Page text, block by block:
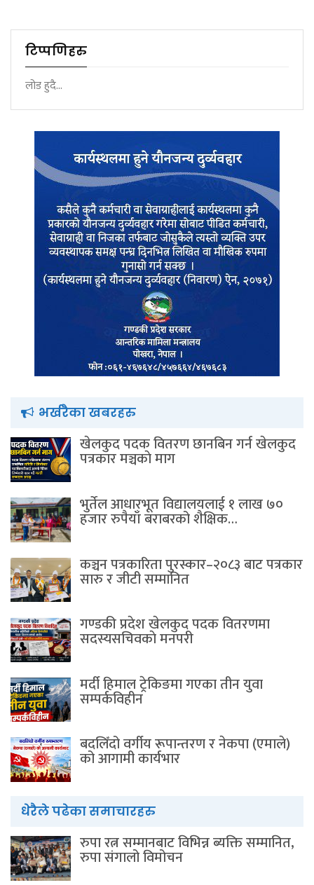
टिप्पणिहरु
लोड हुदै...
भर्खरैका खबरहरु
खेलकुद पदक वितरण छानबिन गर्न खेलकुद
पत्रकार मञ्चकाे माग
भुर्तेल आधारभूत विद्यालयलाई १ लाख ७०
हजार रुपैयाँ बराबरको शैक्षिक…
कञ्चन पत्रकारिता पुरस्कार–२०८३ बाट पत्रकार
सारु र जीटी सम्मानित
गण्डकी प्रदेश खेलकुद पदक वितरणमा
सदस्यसचिवकाे मनपरी
मर्दी हिमाल ट्रेकिङमा गएका तीन युवा
सम्पर्कविहीन
बदलिँदो वर्गीय रूपान्तरण र नेकपा (एमाले)
को आगामी कार्यभार
धेरैले पढेका समाचारहरु
रुपा रत्न सम्मानबाट विभिन्न ब्यक्ति सम्मानित,
रुपा संगालो विमोचन